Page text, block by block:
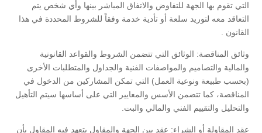
التي تقوم بها الجهة للتفاوض والاتفاق المباشر بينها وأي شخص يتم
التعاقد معه لتوريد سلعة أو تأدية خدمة وفقاً للشروط المحددة في هذا
القانون .
وثائق المناقصة: الوثائق التي تتضمن الشروط والقواعد القانونية
والمالية والتصاميم والمواصفات الفنية والجداول والمتطلبات الأخرى
(بحسب طبيعة ونوعية العمل) التي تمكن المشاركين من الدخول في
المناقصة، كما تتضمن الأسس والمعايير التي على أساسها سيتم التأهيل
والتحليل والتقييم الفني والمالي والبت.
عقد المقاولة أو الشراء: عقد بين الجهة والمقاول يتعهد فيه المقاول بأن